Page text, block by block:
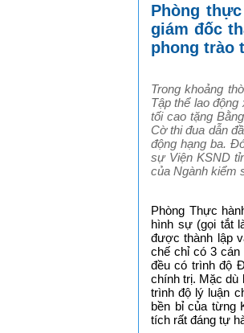
Phòng
giám đốc
phong trào
Trong khoảng
Tập thể lao
tối cao tặng
Cờ thi đua dẫn
động hạng ba.
sự Viện KSND
của Ngành kiểm
Phòng Thực
hình sự (gọi tắt
được thành lập
chế chỉ có 3 cán
đều có trình độ
chính trị. Mặc dù
trình độ lý luận
bền bỉ của từng
tích rất đáng tự